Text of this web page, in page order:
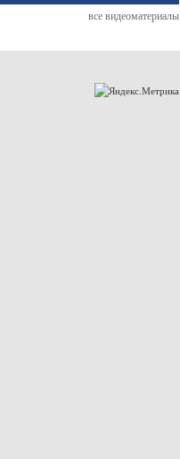
все видеоматериалы